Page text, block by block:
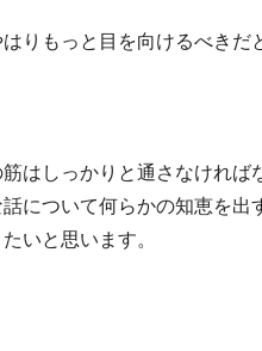
りもっと目を向けるべき
はしっかりと通さなければ
について何らかの知恵を
いと思います。